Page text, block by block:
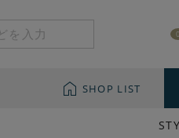
0
SHOP LIST